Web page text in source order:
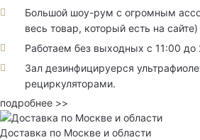
Большой шоу-рум с огромным
весь товар, который есть на сайте)
Работаем без выходных с 11:00 до
Зал дезинфицируерся
рециркуляторами.
подробнее >>
Доставка по Москве и области